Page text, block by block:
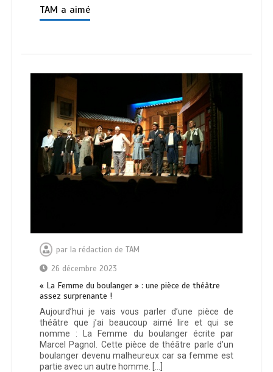
TAM a aimé
par la rédaction de TAM
26 décembre 2023
« La Femme du boulanger » : une pièce de théâtre
assez surprenante !
Aujourd’hui je vais vous parler d’une pièce de
théâtre que j’ai beaucoup aimé lire et qui se
nomme : La Femme du boulanger écrite par
Marcel Pagnol. Cette pièce de théâtre parle d’un
boulanger devenu malheureux car sa femme est
partie avec un autre homme. […]